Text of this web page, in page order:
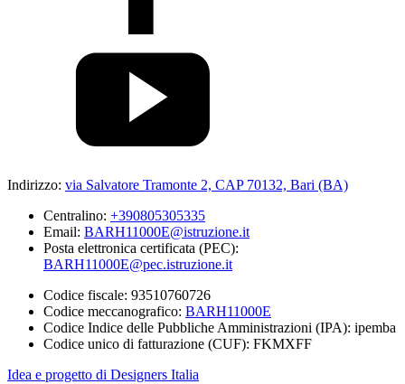
Indirizzo: via Salvatore Tramonte 2, CAP 70132, Bari (BA)
Centralino: +390805305335
Email: BARH11000E@istruzione.it
Posta elettronica certificata (PEC):
BARH11000E@pec.istruzione.it
Codice fiscale: 93510760726
Codice meccanografico: BARH11000E
Codice Indice delle Pubbliche Amministrazioni (IPA): ipemba
Codice unico di fatturazione (CUF): FKMXFF
Idea e progetto di Designers Italia